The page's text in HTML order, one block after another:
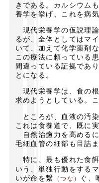
きである。カルシウム
養学を挙げ、これを病
現代栄養学の仮説理
るが、全体としてはマ
いて、加えて化学薬剤
この療法に頼っている
間違っている証拠であ
とになる。
現代栄養学は、食の
求めようとしている。
ところが、血液の汚
これは食養道で、既に
自然治癒力を高める
毛細血管の細部も目詰
特に、最も優れた食
いう、単独行動をする
いが命を繋
（つな）
ぐ、